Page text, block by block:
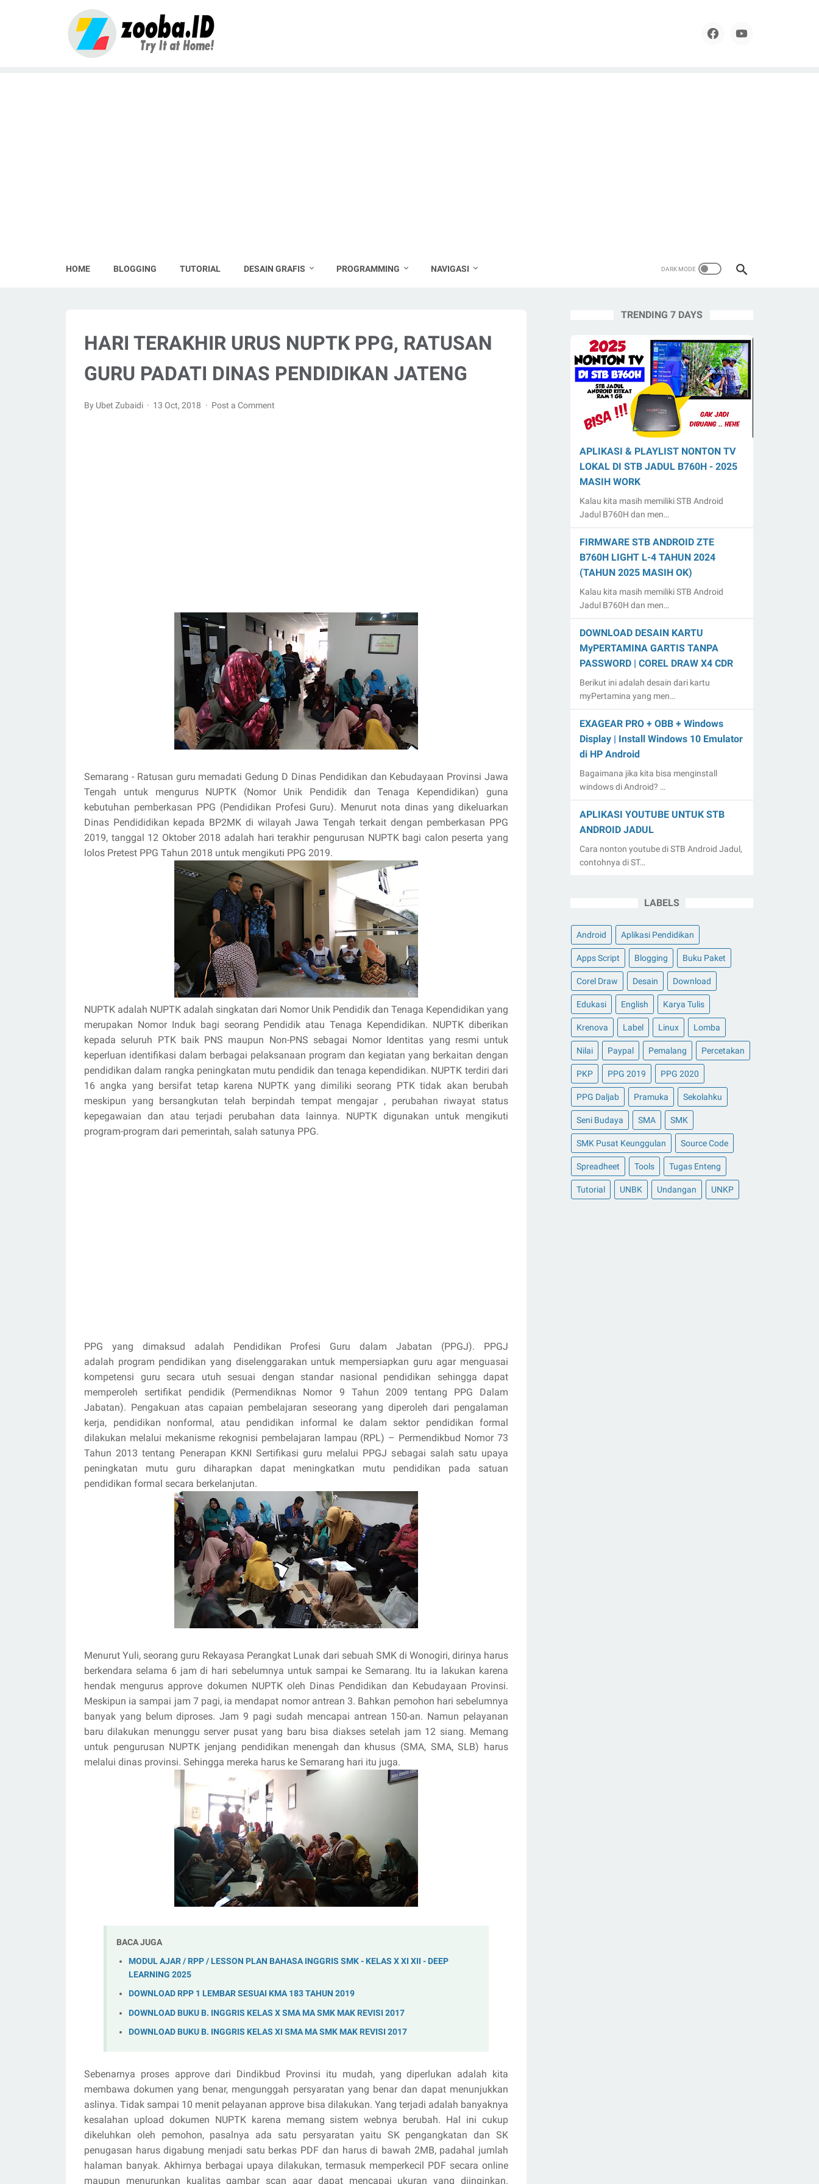
HOME BLOGGING TUTORIAL DESAIN GRAFIS PROGRAMMING NAVIGASI
HARI TERAKHIR URUS NUPTK PPG, RATUSAN
GURU PADATI DINAS PENDIDIKAN JATENG
By Ubet Zubaidi 13 Oct, 2018 Post a Comment
Semarang - Ratusan guru memadati Gedung D Dinas Pendidikan dan Kebudayaan Provinsi Jawa
Tengah untuk mengurus NUPTK (Nomor Unik Pendidik dan Tenaga Kependidikan) guna
kebutuhan pemberkasan PPG (Pendidikan Profesi Guru). Menurut nota dinas yang dikeluarkan
Dinas Pendididikan kepada BP2MK di wilayah Jawa Tengah terkait dengan pemberkasan PPG
2019, tanggal 12 Oktober 2018 adalah hari terakhir pengurusan NUPTK bagi calon peserta yang
lolos Pretest PPG Tahun 2018 untuk mengikuti PPG 2019.
NUPTK adalah NUPTK adalah singkatan dari Nomor Unik Pendidik dan Tenaga Kependidikan yang
merupakan Nomor Induk bagi seorang Pendidik atau Tenaga Kependidikan. NUPTK diberikan
kepada seluruh PTK baik PNS maupun Non-PNS sebagai Nomor Identitas yang resmi untuk
keperluan identifikasi dalam berbagai pelaksanaan program dan kegiatan yang berkaitan dengan
pendidikan dalam rangka peningkatan mutu pendidik dan tenaga kependidikan. NUPTK terdiri dari
16 angka yang bersifat tetap karena NUPTK yang dimiliki seorang PTK tidak akan berubah
meskipun yang bersangkutan telah berpindah tempat mengajar , perubahan riwayat status
kepegawaian dan atau terjadi perubahan data lainnya. NUPTK digunakan untuk mengikuti
program-program dari pemerintah, salah satunya PPG.
PPG yang dimaksud adalah Pendidikan Profesi Guru dalam Jabatan (PPGJ). PPGJ
adalah program pendidikan yang diselenggarakan untuk mempersiapkan guru agar menguasai
kompetensi guru secara utuh sesuai dengan standar nasional pendidikan sehingga dapat
memperoleh sertifikat pendidik (Permendiknas Nomor 9 Tahun 2009 tentang PPG Dalam
Jabatan). Pengakuan atas capaian pembelajaran seseorang yang diperoleh dari pengalaman
kerja, pendidikan nonformal, atau pendidikan informal ke dalam sektor pendidikan formal
dilakukan melalui mekanisme rekognisi pembelajaran lampau (RPL) – Permendikbud Nomor 73
Tahun 2013 tentang Penerapan KKNI Sertifikasi guru melalui PPGJ sebagai salah satu upaya
peningkatan mutu guru diharapkan dapat meningkatkan mutu pendidikan pada satuan
pendidikan formal secara berkelanjutan.
Menurut Yuli, seorang guru Rekayasa Perangkat Lunak dari sebuah SMK di Wonogiri, dirinya harus
berkendara selama 6 jam di hari sebelumnya untuk sampai ke Semarang. Itu ia lakukan karena
hendak mengurus approve dokumen NUPTK oleh Dinas Pendidikan dan Kebudayaan Provinsi.
Meskipun ia sampai jam 7 pagi, ia mendapat nomor antrean 3. Bahkan pemohon hari sebelumnya
banyak yang belum diproses. Jam 9 pagi sudah mencapai antrean 150-an. Namun pelayanan
baru dilakukan menunggu server pusat yang baru bisa diakses setelah jam 12 siang. Memang
untuk pengurusan NUPTK jenjang pendidikan menengah dan khusus (SMA, SMA, SLB) harus
melalui dinas provinsi. Sehingga mereka harus ke Semarang hari itu juga.
BACA JUGA
MODUL AJAR / RPP / LESSON PLAN BAHASA INGGRIS SMK - KELAS X XI XII - DEEP
LEARNING 2025
DOWNLOAD RPP 1 LEMBAR SESUAI KMA 183 TAHUN 2019
DOWNLOAD BUKU B. INGGRIS KELAS X SMA MA SMK MAK REVISI 2017
DOWNLOAD BUKU B. INGGRIS KELAS XI SMA MA SMK MAK REVISI 2017
Sebenarnya proses approve dari Dindikbud Provinsi itu mudah, yang diperlukan adalah kita
membawa dokumen yang benar, mengunggah persyaratan yang benar dan dapat menunjukkan
aslinya. Tidak sampai 10 menit pelayanan approve bisa dilakukan. Yang terjadi adalah banyaknya
kesalahan upload dokumen NUPTK karena memang sistem webnya berubah. Hal ini cukup
dikeluhkan oleh pemohon, pasalnya ada satu persyaratan yaitu SK pengangkatan dan SK
penugasan harus digabung menjadi satu berkas PDF dan harus di bawah 2MB, padahal jumlah
halaman banyak. Akhirnya berbagai upaya dilakukan, termasuk memperkecil PDF secara online
maupun menurunkan kualitas gambar scan agar dapat mencapai ukuran yang diinginkan.
TRENDING 7 DAYS
APLIKASI & PLAYLIST NONTON TV
LOKAL DI STB JADUL B760H - 2025
MASIH WORK
Kalau kita masih memiliki STB Android
Jadul B760H dan men…
FIRMWARE STB ANDROID ZTE
B760H LIGHT L-4 TAHUN 2024
(TAHUN 2025 MASIH OK)
Kalau kita masih memiliki STB Android
Jadul B760H dan men…
DOWNLOAD DESAIN KARTU
MyPERTAMINA GARTIS TANPA
PASSWORD | COREL DRAW X4 CDR
Berikut ini adalah desain dari kartu
myPertamina yang men…
EXAGEAR PRO + OBB + Windows
Display | Install Windows 10 Emulator
di HP Android
Bagaimana jika kita bisa menginstall
windows di Android? …
APLIKASI YOUTUBE UNTUK STB
ANDROID JADUL
Cara nonton youtube di STB Android Jadul,
contohnya di ST…
LABELS
Android Aplikasi Pendidikan
Apps Script Blogging Buku Paket
Corel Draw Desain Download
Edukasi English Karya Tulis
Krenova Label Linux Lomba
Nilai Paypal Pemalang Percetakan
PKP PPG 2019 PPG 2020
PPG Daljab Pramuka Sekolahku
Seni Budaya SMA SMK
SMK Pusat Keunggulan Source Code
Spreadheet Tools Tugas Enteng
Tutorial UNBK Undangan UNKP